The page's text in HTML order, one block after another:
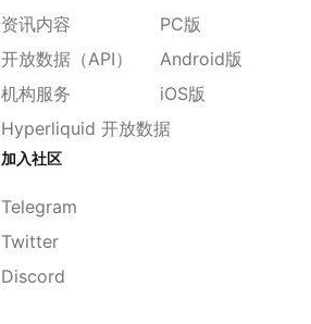
资讯内容
开放数据（API）
机构服务
Hyperliquid 开放数据
PC版
Android版
iOS版
加入社区
Telegram
Twitter
Discord